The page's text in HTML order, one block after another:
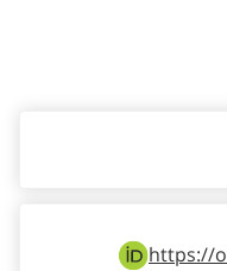
https://